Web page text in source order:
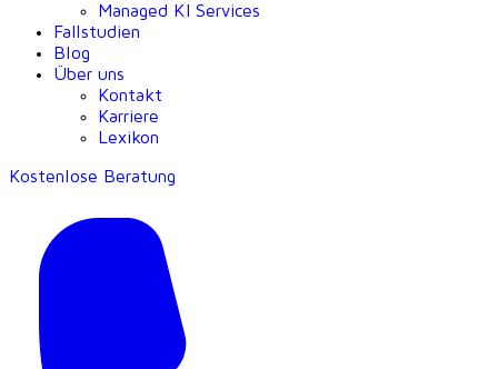
Managed KI Services
Fallstudien
Blog
Über uns
Kontakt
Karriere
Lexikon
Kostenlose Beratung